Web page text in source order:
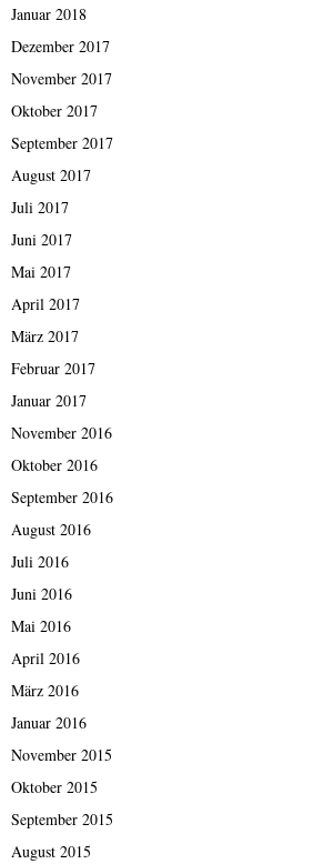
Januar 2018
Dezember 2017
November 2017
Oktober 2017
September 2017
August 2017
Juli 2017
Juni 2017
Mai 2017
April 2017
März 2017
Februar 2017
Januar 2017
November 2016
Oktober 2016
September 2016
August 2016
Juli 2016
Juni 2016
Mai 2016
April 2016
März 2016
Januar 2016
November 2015
Oktober 2015
September 2015
August 2015